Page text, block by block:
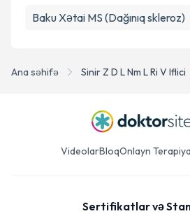
Ana səhifə Sinir Z D L Nm L Ri V Iflici
Baku Xətai MS (Dağınıq skleroz)
VideolarBloqOnlayn Terapiya
Sertifikatlar və